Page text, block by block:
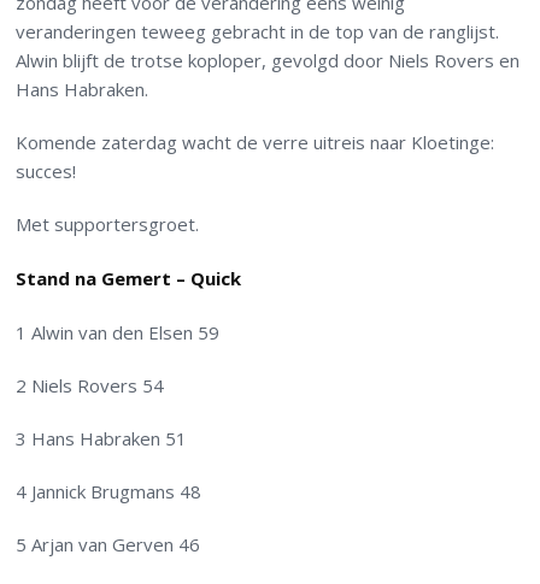
veranderingen teweeg gebracht in de top van de ranglijst.
Alwin blijft de trotse koploper, gevolgd door Niels Rovers en
Hans Habraken.
Komende zaterdag wacht de verre uitreis naar Kloetinge:
succes!
Met supportersgroet.
Stand na Gemert – Quick
1 Alwin van den Elsen 59
2 Niels Rovers 54
3 Hans Habraken 51
4 Jannick Brugmans 48
5 Arjan van Gerven 46